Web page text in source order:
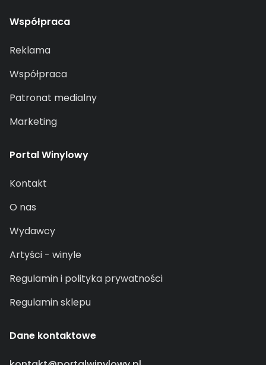
Współpraca
Reklama
Współpraca
Patronat medialny
Marketing
Portal Winylowy
Kontakt
O nas
Wydawcy
Artyści - winyle
Regulamin i polityka prywatności
Regulamin sklepu
Dane kontaktowe